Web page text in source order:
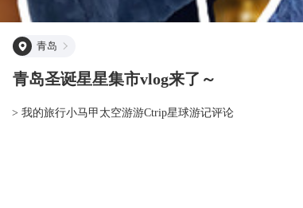
青岛
青岛圣诞星星集市vlog来了～
> 我的旅行小马甲太空游游Ctrip星球游记评论